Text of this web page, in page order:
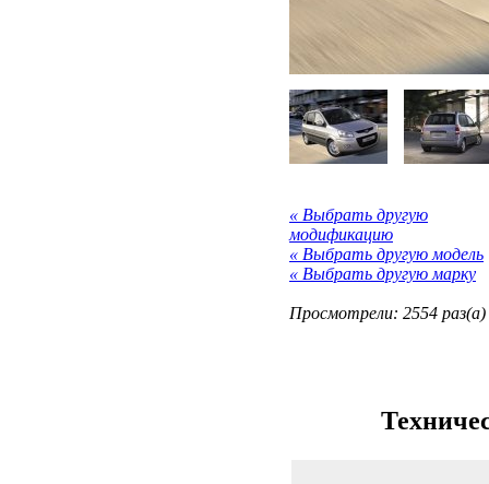
« Выбрать другую
модификацию
« Выбрать другую модель
« Выбрать другую марку
Просмотрели: 2554 раз(а)